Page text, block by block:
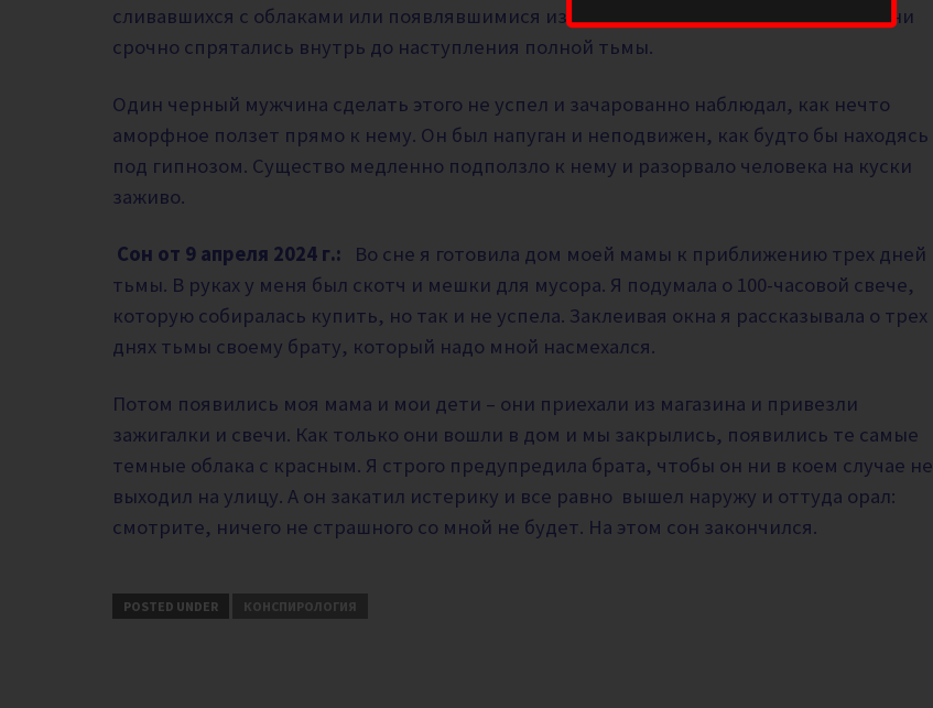
сливавшихся с облаками или появлявшимися из облаков. Им все кричали, чтобы они
срочно спрятались внутрь до наступления полной тьмы.
Один черный мужчина сделать этого не успел и зачарованно наблюдал, как нечто
аморфное ползет прямо к нему. Он был напуган и неподвижен, как будто бы находясь
под гипнозом. Существо медленно подползло к нему и разорвало человека на куски
заживо.
Сон от 9 апреля 2024 г.: Во сне я готовила дом моей мамы к приближению трех дней
тьмы. В руках у меня был скотч и мешки для мусора. Я подумала о 100-часовой свече,
которую собиралась купить, но так и не успела. Заклеивая окна я рассказывала о трех
днях тьмы своему брату, который надо мной насмехался.
Потом появились моя мама и мои дети – они приехали из магазина и привезли
зажигалки и свечи. Как только они вошли в дом и мы закрылись, появились те самые
темные облака с красным. Я строго предупредила брата, чтобы он ни в коем случае не
выходил на улицу. А он закатил истерику и все равно вышел наружу и оттуда орал:
смотрите, ничего не страшного со мной не будет. На этом сон закончился.
POSTED UNDER КОНСПИРОЛОГИЯ